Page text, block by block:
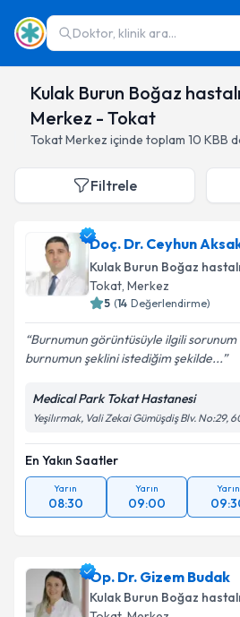
Doktor, klinik ara...
Kulak Burun Boğaz
Merkez - Tokat
TokatMerkez içinde toplam 10 KBB
Filtrele
Doç. Dr. Ceyhun
Kulak Burun Boğaz
Tokat, Merkez
5 (14 Değerlendirme)
Burnumun görüntüsüyle ilgili
burnumun şeklini istediğim şekilde...
Medical Park Tokat Hastanesi
Yeşilırmak, Vali Zekai Gümüşdiş Blv. No:29,
En Yakın Saatler
Yarın
08:30
Yarın
09:00
Yarın
Op. Dr. Gizem Budak
Kulak Burun Boğaz